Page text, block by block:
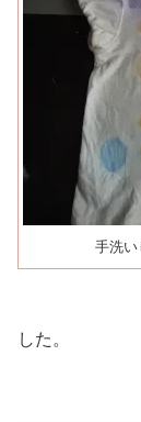
手洗い
した。